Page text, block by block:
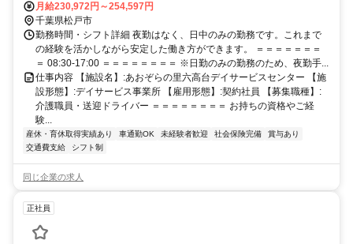
葉)駅から徒歩16分
月給230,972円～254,597円
千葉県松戸市
勤務時間・シフト詳細 夜勤はなく、日中のみの勤務です。これまで
の経験を活かしながら安定した働き方ができます。 ＝＝＝＝＝＝＝
＝ 08:30-17:00 ＝＝＝＝＝＝＝＝ ※日勤のみの勤務のため、夜勤手...
仕事内容 【施設名】:あおぞらの里六高台デイサービスセンター 【施
設形態】:デイサービス事業所 【雇用形態】:契約社員 【募集職種】:
介護職員・送迎ドライバー ＝＝＝＝＝＝＝＝ お持ちの資格やご経
験...
産休・育休取得実績あり 車通勤OK 未経験者歓迎 社会保険完備
賞与あり
交通費支給
シフト制
同じ企業の求人
正社員